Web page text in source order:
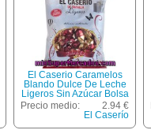
El Caserio Caramelos
Blando Dulce De Leche
Ligeros Sin Azúcar Bolsa
130 G
Precio medio:
2.94 €
El Caserío